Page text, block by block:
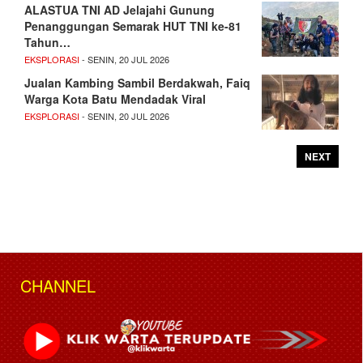
ALASTUA TNI AD Jelajahi Gunung
Penanggungan Semarak HUT TNI ke-81
Tahun…
EKSPLORASI- SENIN, 20 JUL 2026
Jualan Kambing Sambil Berdakwah, Faiq
Warga Kota Batu Mendadak Viral
EKSPLORASI- SENIN, 20 JUL 2026
NEXT
CHANNEL